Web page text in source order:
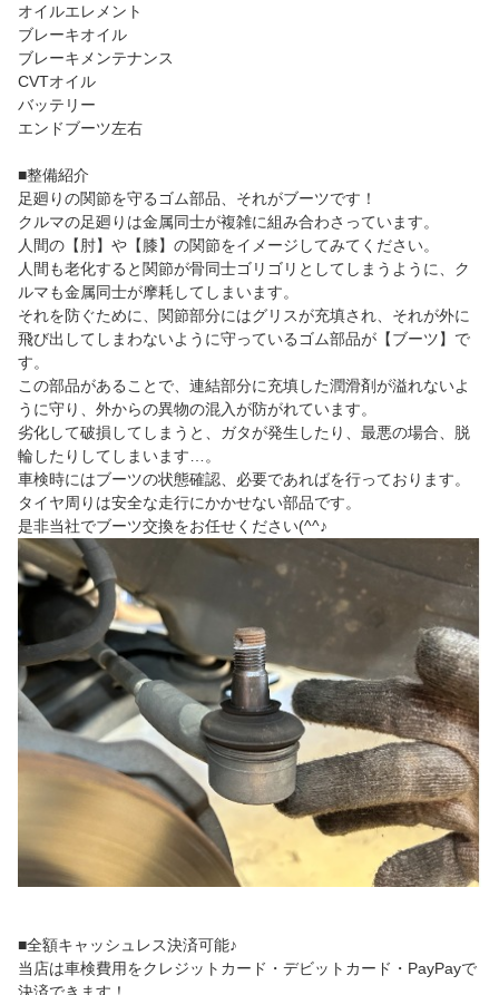
オイルエレメント
ブレーキオイル
ブレーキメンテナンス
CVTオイル
バッテリー
エンドブーツ左右
■整備紹介
足廻りの関節を守るゴム部品、それがブーツです！
クルマの足廻りは金属同士が複雑に組み合わさっています。
人間の【肘】や【膝】の関節をイメージしてみてください。
人間も老化すると関節が骨同士ゴリゴリとしてしまうように、ク
ルマも金属同士が摩耗してしまいます。
それを防ぐために、関節部分にはグリスが充填され、それが外に
飛び出してしまわないように守っているゴム部品が【ブーツ】で
す。
この部品があることで、連結部分に充填した潤滑剤が溢れないよ
うに守り、外からの異物の混入が防がれています。
劣化して破損してしまうと、ガタが発生したり、最悪の場合、脱
輪したりしてしまいます…。
車検時にはブーツの状態確認、必要であればを行っております。
タイヤ周りは安全な走行にかかせない部品です。
是非当社でブーツ交換をお任せください(^^♪
■全額キャッシュレス決済可能♪
当店は車検費用をクレジットカード・デビットカード・PayPayで
決済できます！